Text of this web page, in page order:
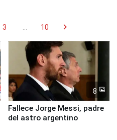
3 10 chevron_right
8
Fallece Jorge Messi, padre
del astro argentino